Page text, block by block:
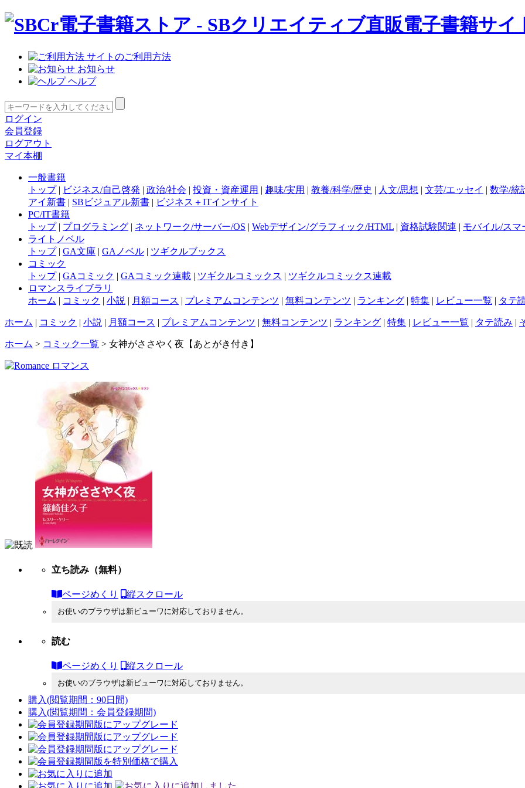
サイトのご利用方法
お知らせ
ヘルプ
ログイン
会員登録
ログアウト
マイ本棚
一般書籍
トップ| ビジネス/自己啓発 | 政治/社会 | 投資・資産運用 | 趣味/実用 | 教養/科学/歴史 | 人文/思想 | 文芸/エッセイ | 数学/統
アイ新書 | SBビジュアル新書 | ビジネス＋ITインサイト
PC/IT書籍
トップ| プログラミング | ネットワーク/サーバー/OS | Webデザイン/グラフィック/HTML | 資格試験関連 | モバイル/スマ
ライトノベル
トップ| GA文庫 | GAノベル | ツギクルブックス
コミック
トップ| GAコミック | GAコミック連載 | ツギクルコミックス | ツギクルコミックス連載
ロマンスライブラリ
ホーム | コミック | 小説 | 月額コース | プレミアムコンテンツ | 無料コンテンツ | ランキング | 特集 | レビュー一覧 | タテ
ホーム | コミック | 小説 | 月額コース | プレミアムコンテンツ | 無料コンテンツ | ランキング | 特集 | レビュー一覧 | タテ読み |
ホーム > コミック一覧 > 女神がささやく夜【あとがき付き】
立ち読み （無料）
ページめくり 縦スクロール
お使いのブラウザは新ビューワに対応しておりません。
読む
ページめくり 縦スクロール
お使いのブラウザは新ビューワに対応しておりません。
購入(閲覧期間：90日間)
購入(閲覧期間：会員登録期間)